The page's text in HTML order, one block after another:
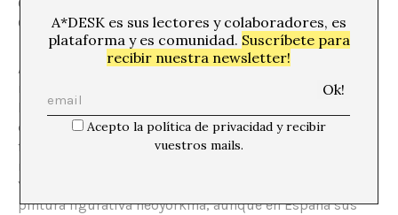
O’Doherty sobre Beckett, más los cuadros de Manuel
Ocampo y el intrigante Jorge Tacla.
Algunos creadores se destacaban en otros espacios
museísticos, con muestras monográficas. Por un lado,
los lujosos cuadros de Lisa Yuskavage de lolitas
deslumbrantes, su colorido difuso y factura experta
factores más en su problemática, una provocación al
menos para las ortodoxias moralizantes de la mirada.
Yuskavage se reconoce por haber ayudado a rescatar la
pintura figurativa neoyorkina, aunque en España sus
A*DESK es sus lectores y colaboradores, es
plataforma y es comunidad. Suscríbete para
recibir nuestra newsletter!
Acepto la política de privacidad y recibir
vuestros mails.